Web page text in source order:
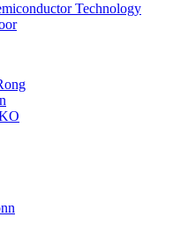
Technology